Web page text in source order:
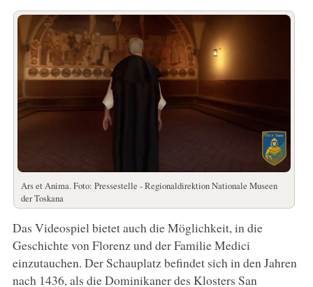
Ars et Anima. Foto: Pressestelle - Regionaldirektion Nationale Museen
der Toskana
Das Videospiel bietet auch die Möglichkeit, in die
Geschichte von Florenz und der Familie Medici
einzutauchen. Der Schauplatz befindet sich in den Jahren
nach 1436, als die Dominikaner des Klosters San